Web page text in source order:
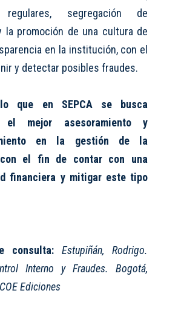
regulares, segregación de
la promoción de una cultura de
en la institución, con el
y detectar posibles fraudes.
que en SEPCA se busca
el mejor asesoramiento y
en la gestión de la
el fin de contar con una
financiera y mitigar este tipo
consulta: Estupiñán, Rodrigo.
Interno y Fraudes. Bogotá,
Ediciones